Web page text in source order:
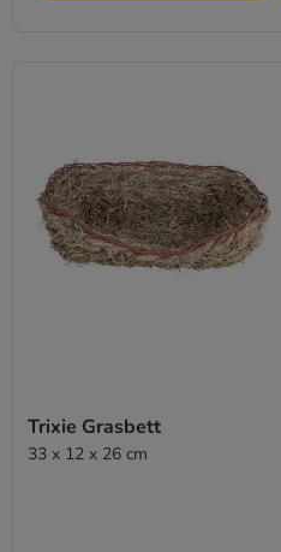
Trixie Grasbett
33 x 12 x 26 cm